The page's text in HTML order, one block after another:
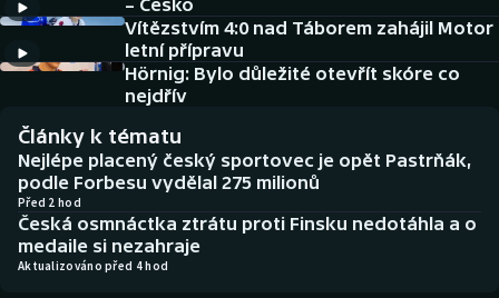
Americký fotbal
Baseball a softbal
Basketbal
Biatlon
Boby a skeleton
NEPŘEHLÉDNĚTE
Historické návraty
Aplikace ČT sport
AZ kvíz
– Česko
Vítězstvím 4:0 nad Táborem zahájil Motor
letní přípravu
Hörnig: Bylo důležité otevřít skóre co
nejdřív
Články k tématu
Nejlépe placený český sportovec je opět Pastrňák,
podle Forbesu vydělal 275 milionů
Před 2 hod
Česká osmnáctka ztrátu proti Finsku nedotáhla a o
medaile si nezahraje
Aktualizováno před 4 hod